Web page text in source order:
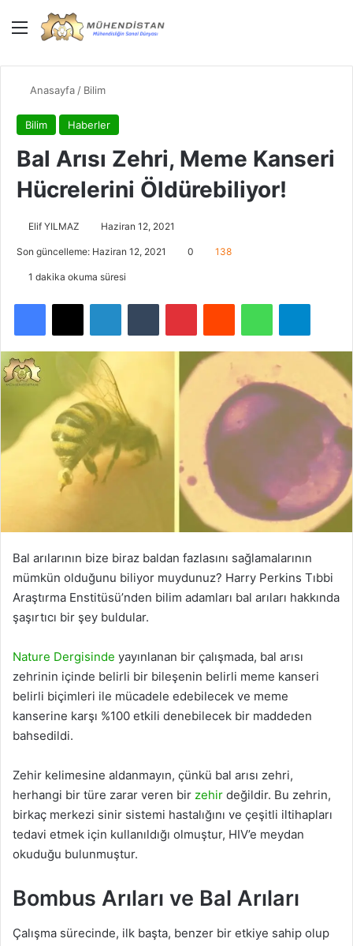
Menü
Anasayfa / Bilim
Bilim Haberler
Bal Arısı Zehri, Meme Kanseri
Hücrelerini Öldürebiliyor!
Elif YILMAZ Haziran 12, 2021
Son güncelleme: Haziran 12, 2021 0 138
1 dakika okuma süresi
Facebook
X LinkedInTumblr PinterestReddit WhatsApp
Bal arılarının bize biraz baldan fazlasını sağlamalarının
mümkün olduğunu biliyor muydunuz? Harry Perkins Tıbbi
Araştırma Enstitüsü’nden bilim adamları bal arıları hakkında
şaşırtıcı bir şey buldular.
Nature Dergisinde yayınlanan bir çalışmada, bal arısı
zehrinin içinde belirli bir bileşenin belirli meme kanseri
belirli biçimleri ile mücadele edebilecek ve meme
kanserine karşı %100 etkili denebilecek bir maddeden
bahsedildi.
Zehir kelimesine aldanmayın, çünkü bal arısı zehri,
herhangi bir türe zarar veren bir zehir değildir. Bu zehrin,
birkaç merkezi sinir sistemi hastalığını ve çeşitli iltihapları
tedavi etmek için kullanıldığı olmuştur, HIV’e meydan
okuduğu bulunmuştur.
Bombus Arıları ve Bal Arıları
Çalışma sürecinde, ilk başta, benzer bir etkiye sahip olup